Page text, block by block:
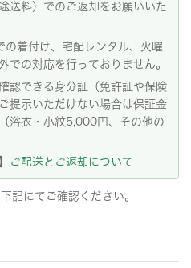
送料）でのご返却をお願いいた
着付け、宅配レンタル、火曜
での対応を行っておりません。
認できる身分証（免許証や保険
提示いただけない場合は保証金
浴衣・小紋5,000円、その他の
ご配送とご返却について
記にてご確認ください。